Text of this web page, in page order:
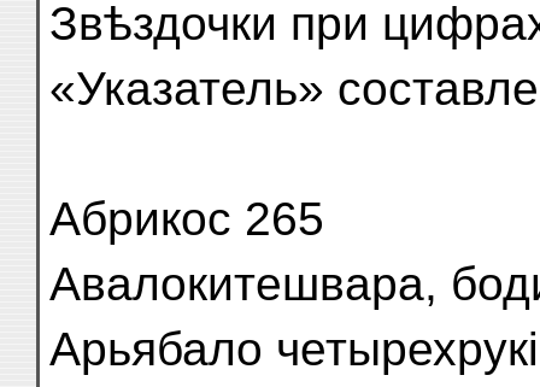
Звѣздочки при
«Указатель»
Абрикос 265
Авалокитешвара,
Арьябало